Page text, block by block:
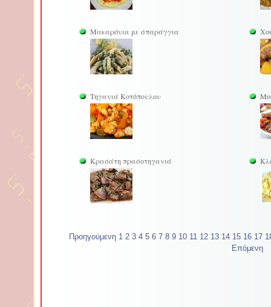
Μακαρόνια με σπαράγγια
Τηγανιά Κοτόπουλου
Κρασάτη πρασοτηγανιά
Προηγούμενη 1 2 3 4 5 6 7 8 9 10 11 12 13 14 15 16 17
Επόμενη